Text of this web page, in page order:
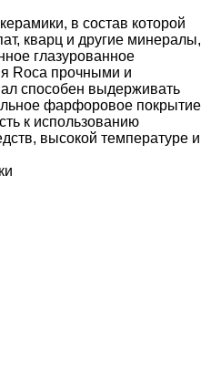
в состав которой
кварц и другие минералы,
глазурованное
Roca прочными и
способен выдерживать
фарфоровое покрытие
к использованию
высокой температуре и